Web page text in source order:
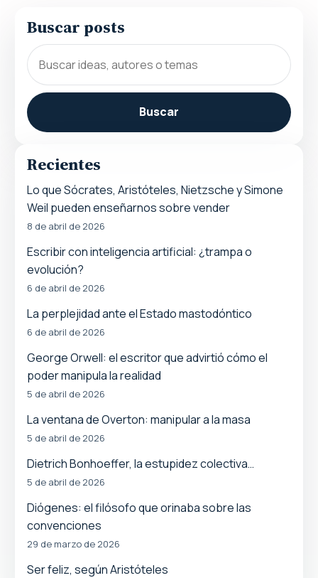
Buscar posts
Buscar
Recientes
Lo que Sócrates, Aristóteles, Nietzsche y Simone
Weil pueden enseñarnos sobre vender
8 de abril de 2026
Escribir con inteligencia artificial: ¿trampa o
evolución?
6 de abril de 2026
La perplejidad ante el Estado mastodóntico
6 de abril de 2026
George Orwell: el escritor que advirtió cómo el
poder manipula la realidad
5 de abril de 2026
La ventana de Overton: manipular a la masa
5 de abril de 2026
Dietrich Bonhoeffer, la estupidez colectiva…
5 de abril de 2026
Diógenes: el filósofo que orinaba sobre las
convenciones
29 de marzo de 2026
Ser feliz, según Aristóteles